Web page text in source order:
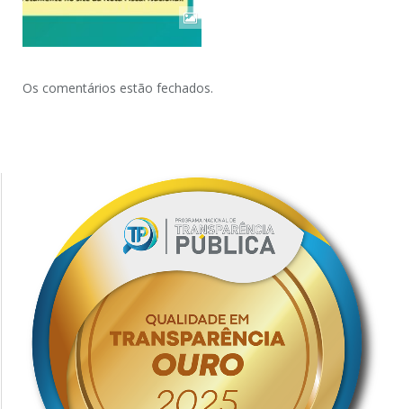
Os comentários estão fechados.